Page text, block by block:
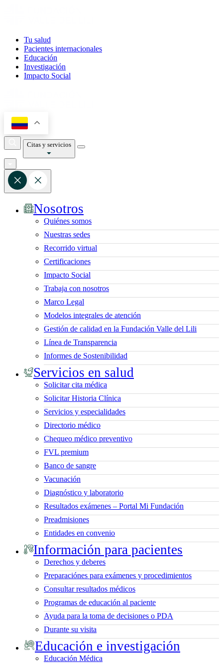
Tu salud
Pacientes internacionales
Educación
Investigación
Impacto Social
Citas y servicios
Nosotros
Quiénes somos
Nuestras sedes
Recorrido virtual
Certificaciones
Impacto Social
Trabaja con nosotros
Marco Legal
Modelos integrales de atención
Gestión de calidad en la Fundación Valle del Lili
Línea de Transparencia
Informes de Sostenibilidad
Servicios en salud
Solicitar cita médica
Solicitar Historia Clínica
Servicios y especialidades
Directorio médico
Chequeo médico preventivo
FVL premium
Banco de sangre
Vacunación
Diagnóstico y laboratorio
Resultados exámenes – Portal Mi Fundación
Preadmisiones
Entidades en convenio
Información para pacientes
Derechos y deberes
Preparaciónes para exámenes y procedimientos
Consultar resultados médicos
Programas de educación al paciente
Ayuda para la toma de decisiones o PDA
Durante su visita
Educación e investigación
Educación Médica